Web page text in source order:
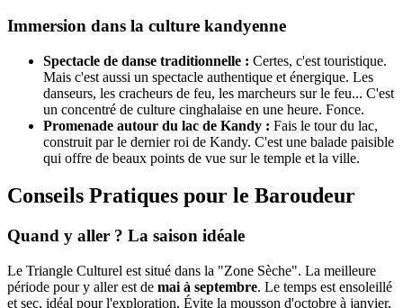
Immersion dans la culture kandyenne
Spectacle de danse traditionnelle : Certes, c'est touristique.
Mais c'est aussi un spectacle authentique et énergique. Les
danseurs, les cracheurs de feu, les marcheurs sur le feu... C'est
un concentré de culture cinghalaise en une heure. Fonce.
Promenade autour du lac de Kandy : Fais le tour du lac,
construit par le dernier roi de Kandy. C'est une balade paisible
qui offre de beaux points de vue sur le temple et la ville.
Conseils Pratiques pour le Baroudeur
Quand y aller ? La saison idéale
Le Triangle Culturel est situé dans la "Zone Sèche". La meilleure
période pour y aller est de mai à septembre. Le temps est ensoleillé
et sec, idéal pour l'exploration. Évite la mousson d'octobre à janvier,